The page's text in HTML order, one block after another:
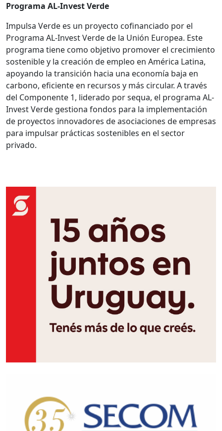
Programa AL-Invest Verde
Impulsa Verde es un proyecto cofinanciado por el
Programa AL-Invest Verde de la Unión Europea. Este
programa tiene como objetivo promover el crecimiento
sostenible y la creación de empleo en América Latina,
apoyando la transición hacia una economía baja en
carbono, eficiente en recursos y más circular. A través
del Componente 1, liderado por sequa, el programa AL-
InvestVerde gestiona fondos para la implementación
de proyectos innovadores de asociaciones de empresas
para impulsar prácticas sostenibles en el sector
privado.